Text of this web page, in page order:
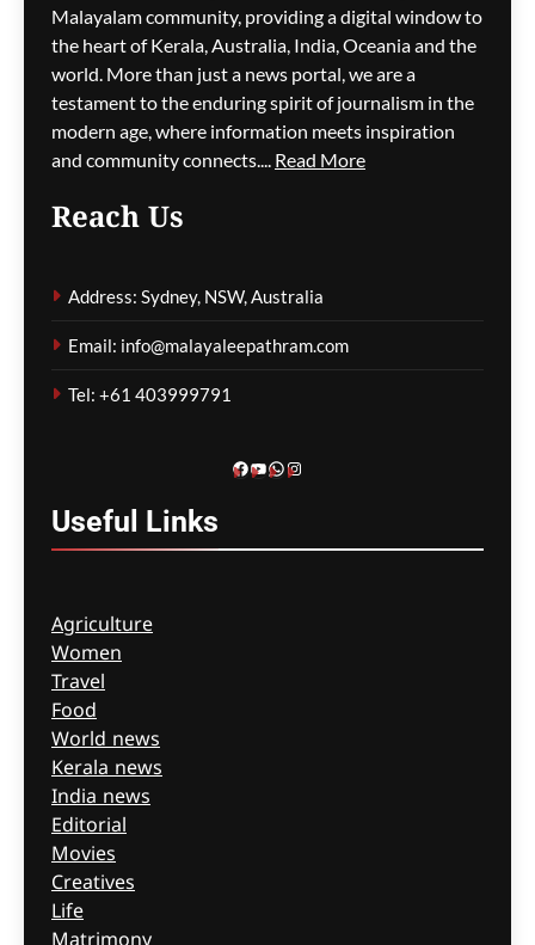
ജീവനക്കാരുടെ ക്ഷാമം –
സിഡ്നി
വിമാനത്താവളത്തിൽ
നൂറിലധികം സർവീസുകൾ
വൈകി
വയോധികർ മരിച്ച
സംഭവം; മെൽബൺ സെന്റ്
ഇൻക്വസ്റ്റിൽ ഹാജരായി
Malayalam community, providing a digital window to
the heart of Kerala, Australia, India, Oceania and the
world. More than just a news portal, we are a
testament to the enduring spirit of journalism in the
modern age, where information meets inspiration
and community connects.... Read More
Reach Us
Address: Sydney, NSW, Australia
Email: info@malayaleepathram.com
Tel: +61 403999791
Facebook
YouTube
WhatsApp
Instagram
Useful Links
Agriculture
Women
Travel
Food
World news
Kerala news
India news
Editorial
Movies
Creatives
Life